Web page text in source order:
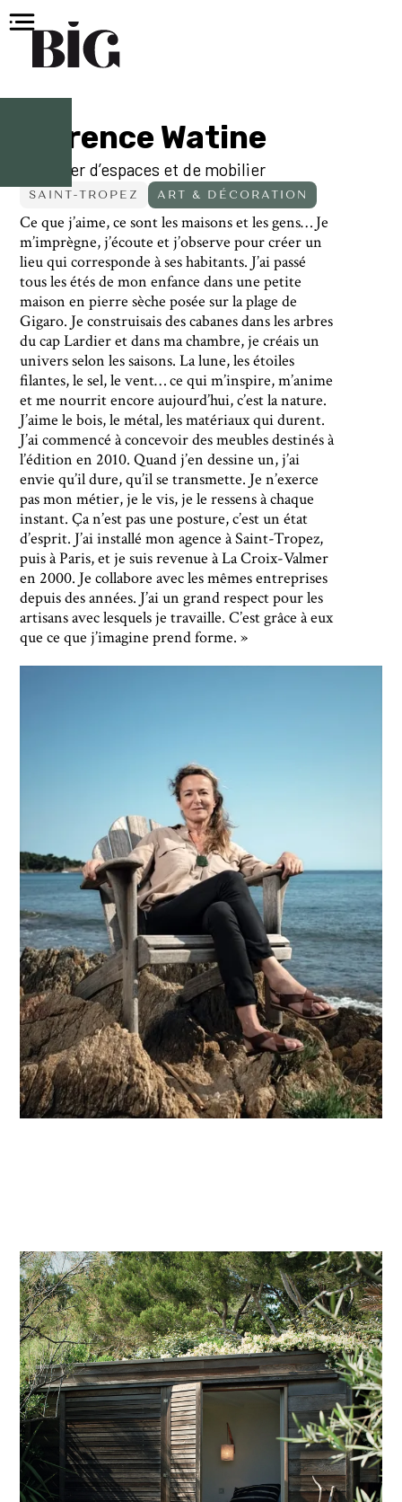
Florence Watine
Designer d’espaces et de mobilier
SAINT-TROPEZ ART & DÉCORATION
Ce que j’aime, ce sont les maisons et les gens… Je
m’imprègne, j’écoute et j’observe pour créer un
lieu qui corresponde à ses habitants. J’ai passé
tous les étés de mon enfance dans une petite
maison en pierre sèche posée sur la plage de
Gigaro. Je construisais des cabanes dans les arbres
du cap Lardier et dans ma chambre, je créais un
univers selon les saisons. La lune, les étoiles
filantes, le sel, le vent… ce qui m’inspire, m’anime
et me nourrit encore aujourd’hui, c’est la nature.
J’aime le bois, le métal, les matériaux qui durent.
J’ai commencé à concevoir des meubles destinés à
l’édition en 2010. Quand j’en dessine un, j’ai
envie qu’il dure, qu’il se transmette. Je n’exerce
pas mon métier, je le vis, je le ressens à chaque
instant. Ça n’est pas une posture, c’est un état
d’esprit. J’ai installé mon agence à Saint-Tropez,
puis à Paris, et je suis revenue à La Croix-Valmer
en 2000. Je collabore avec les mêmes entreprises
depuis des années. J’ai un grand respect pour les
artisans avec lesquels je travaille. C’est grâce à eux
que ce que j’imagine prend forme. »